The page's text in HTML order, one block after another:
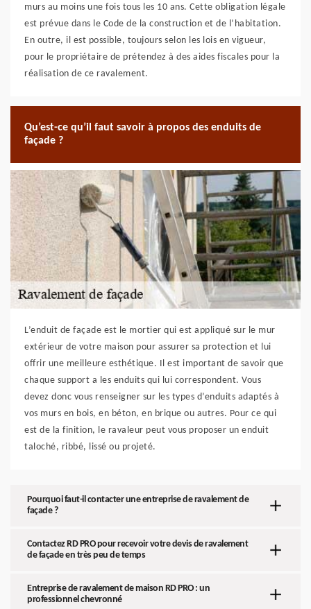
murs au moins une fois tous les 10 ans. Cette obligation légale
est prévue dans le Code de la construction et de l’habitation.
En outre, il est possible, toujours selon les lois en vigueur,
pour le propriétaire de prétendez à des aides fiscales pour la
réalisation de ce ravalement.
Qu’est-ce qu’il faut savoir à propos des enduits de
façade ?
L’enduit de façade est le mortier qui est appliqué sur le mur
extérieur de votre maison pour assurer sa protection et lui
offrir une meilleure esthétique. Il est important de savoir que
chaque support a les enduits qui lui correspondent. Vous
devez donc vous renseigner sur les types d’enduits adaptés à
vos murs en bois, en béton, en brique ou autres. Pour ce qui
est de la finition, le ravaleur peut vous proposer un enduit
taloché, ribbé, lissé ou projeté.
Pourquoi faut-il contacter une entreprise de ravalement de
façade ?
Contactez RD PRO pour recevoir votre devis de ravalement
de façade en très peu de temps
Entreprise de ravalement de maison RD PRO : un
professionnel chevronné